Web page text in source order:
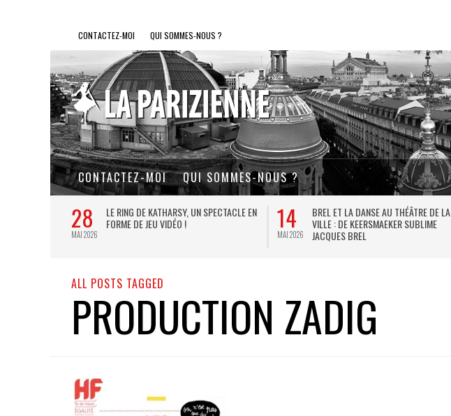
CONTACTEZ-MOI QUI SOMMES-NOUS ?
CONTACTEZ-MOI QUI SOMMES-NOUS ?
28
MAI 2026
LE RING DE KATHARSY, UN SPECTACLE EN
FORME DE JEU VIDÉO !
14
MAI 2026
BREL ET LA DANSE AU THÉÂTRE DE LA
VILLE : DE KEERSMAEKER SUBLIME
JACQUES BREL
ALL POSTS TAGGED
PRODUCTION ZADIG